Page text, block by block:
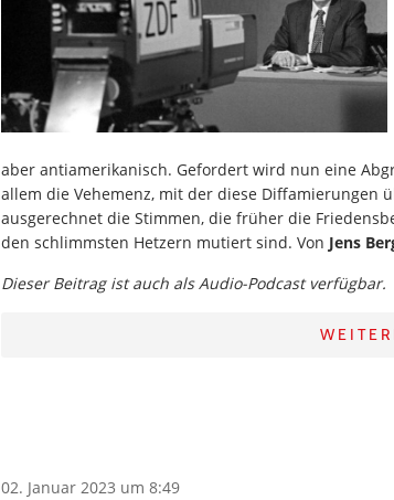
aber antiamerikanisch. Gefordert wird nun eine
allem die Vehemenz, mit der diese Diffamierungen
ausgerechnet die Stimmen, die früher die
den schlimmsten Hetzern mutiert sind. Von Jens
Dieser Beitrag ist auch als Audio-Podcast verfügbar.
02. Januar 2023 um 8:49